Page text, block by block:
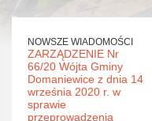
NOWSZE WIADOMOŚCI
ZARZĄDZENIE Nr
66/20 Wójta Gminy
Domaniewice z dnia 14
września 2020 r. w
sprawie
przeprowadzenia